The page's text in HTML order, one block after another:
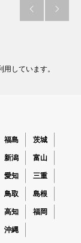
 
しています。
福島 茨城
新潟 富山
愛知 三重
鳥取 島根
高知 福岡
沖縄